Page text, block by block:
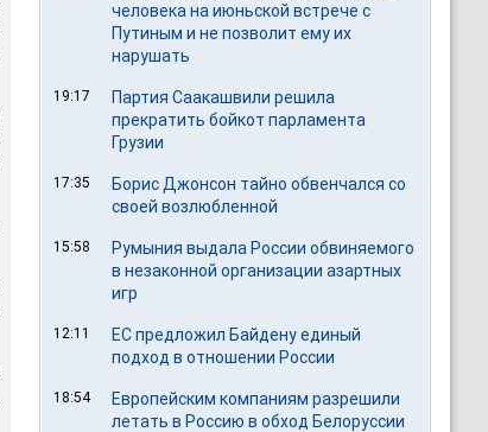
человека на июньской встрече с
Путиным и не позволит ему их
нарушать
19:17
Партия Саакашвили решила
прекратить бойкот парламента
Грузии
17:35
Борис Джонсон тайно обвенчался со
своей возлюбленной
15:58
Румыния выдала России обвиняемого
в незаконной организации азартных
игр
12:11
ЕС предложил Байдену единый
подход в отношении России
18:54
Европейским компаниям разрешили
летать в Россию в обход Белоруссии